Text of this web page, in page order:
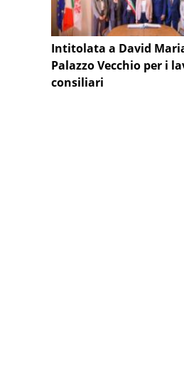
Intitolata a David
Palazzo Vecchio per i
consiliari